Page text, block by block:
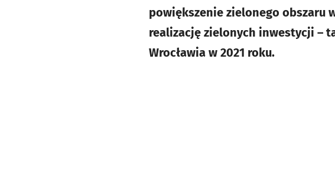
powiększenie zielonego obszaru
realizację zielonych inwestycji –
Wrocławia w 2021 roku.